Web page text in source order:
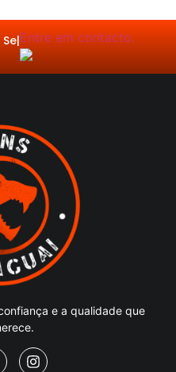
contacto.
e a qualidade que